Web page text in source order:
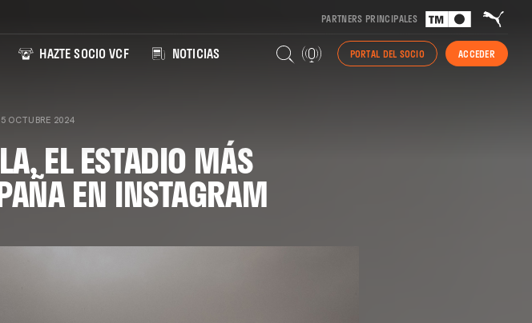
PARTNERS PRINCIPALES
HAZTE SOCIO VCF NOTICIAS PORTAL DEL SOCIO ACCEDER
OCTUBRE 2024
EL ESTADIO MÁS
EN INSTAGRAM